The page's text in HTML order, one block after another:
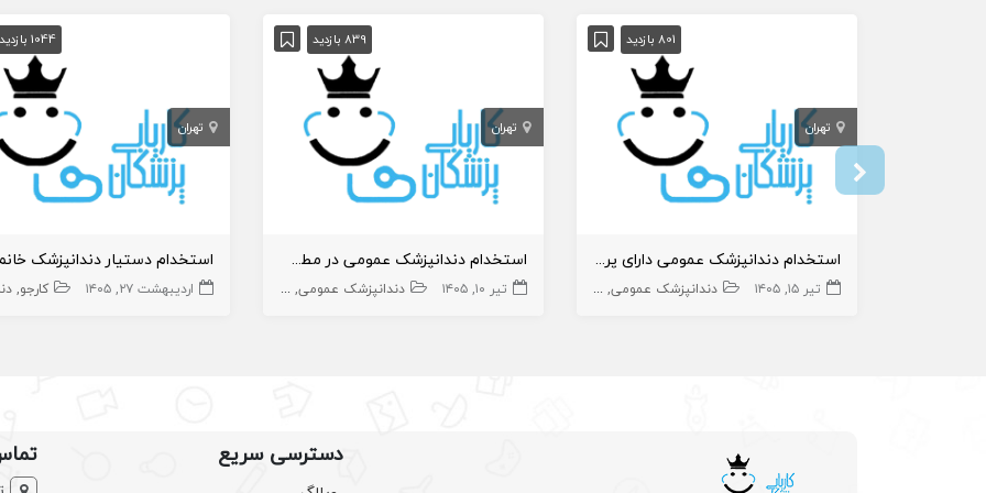
801 بازدید
تهران
استخدام دندانپزشک عمومی دارای پروانه در درمانگاه
تیر ۱۵, ۱۴۰۵ دندانپزشک عمومی دندانپزشک
839 بازدید
تهران
استخدام دندانپزشک عمومی در مطب واقع در قرچک
تیر ۱۰, ۱۴۰۵ دندانپزشک عمومی دندانپزشک
1044 بازدید
تهران
اردیبهشت ۲۷, ۱۴۰۵ کارجو
دسترسی سریع